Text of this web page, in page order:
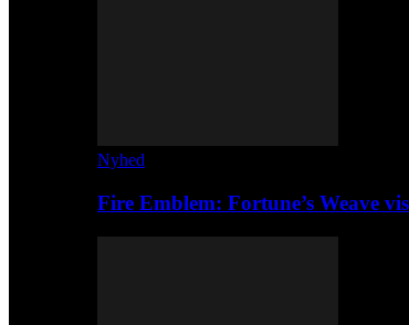
Nyhed
Fire Emblem: Fortune’s Weave